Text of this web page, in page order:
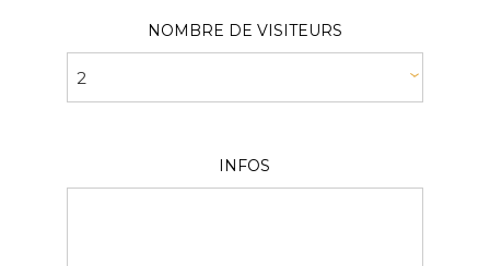
NOMBRE DE VISITEURS
INFOS